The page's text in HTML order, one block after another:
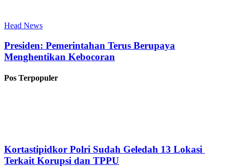
Head News
Presiden: Pemerintahan Terus Berupaya
Menghentikan Kebocoran
Pos Terpopuler
Kortastipidkor Polri Sudah Geledah 13 Lokasi
Terkait Korupsi dan TPPU